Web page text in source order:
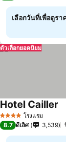
เลือกวันที่เพื่อดูร
ตัวเลือกยอดนิยม
4 ดาว โรงแรม
Hotel Cailler
8.7 ดีเลิศ 3,539